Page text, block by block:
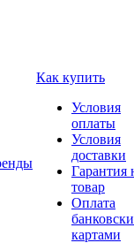
Как купить
Условия
оплаты
Условия
доставки
Гарантия
товар
Оплата
картами